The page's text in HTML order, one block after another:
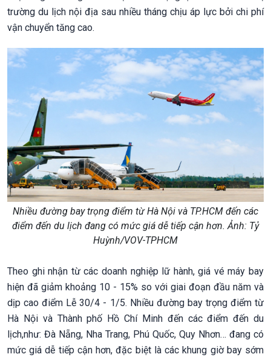
trường du lịch nội địa sau nhiều tháng chịu áp lực bởi chi phí
vận chuyển tăng cao.
Nhiều đường bay trọng điểm từ Hà Nội và TP.HCM đến các
điểm đến du lịch đang có mức giá dễ tiếp cận hơn. Ảnh: Tỷ
Huỳnh/VOV-TPHCM
Theo ghi nhận từ các doanh nghiệp lữ hành, giá vé máy bay
hiện đã giảm khoảng 10 - 15% so với giai đoạn đầu năm và
dịp cao điểm Lễ 30/4 - 1/5. Nhiều đường bay trọng điểm từ
Hà Nội và Thành phố Hồ Chí Minh đến các điểm đến du
lịch,như: Đà Nẵng, Nha Trang, Phú Quốc, Quy Nhơn… đang có
mức giá dễ tiếp cận hơn, đặc biệt là các khung giờ bay sớm